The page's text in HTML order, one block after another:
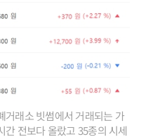
래소 빗썸에서 거래되는 가
간 전보다 올랐고 35종의 시세